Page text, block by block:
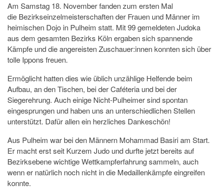
Am Samstag 18. November fanden zum ersten Mal
die Bezirkseinzelmeisterschaften der Frauen und Männer im
heimischen Dojo in Pulheim statt. Mit 99 gemeldeten Judoka
aus dem gesamten Bezirks Köln ergaben sich spannende
Kämpfe und die angereisten Zuschauer:innen konnten sich über
tolle Ippons freuen.
Ermöglicht hatten dies wie üblich unzählige Helfende beim
Aufbau, an den Tischen, bei der Caféteria und bei der
Siegerehrung. Auch einige Nicht-Pulheimer sind spontan
eingesprungen und haben uns an unterschiedlichen Stellen
unterstützt. Dafür allen ein herzliches Dankeschön!
Aus Pulheim war bei den Männern Mohammad Basiri am Start.
Er macht erst seit Kurzem Judo und durfte jetzt bereits auf
Bezirksebene wichtige Wettkampferfahrung sammeln, auch
wenn er natürlich noch nicht in die Medaillenkämpfe eingreifen
konnte.